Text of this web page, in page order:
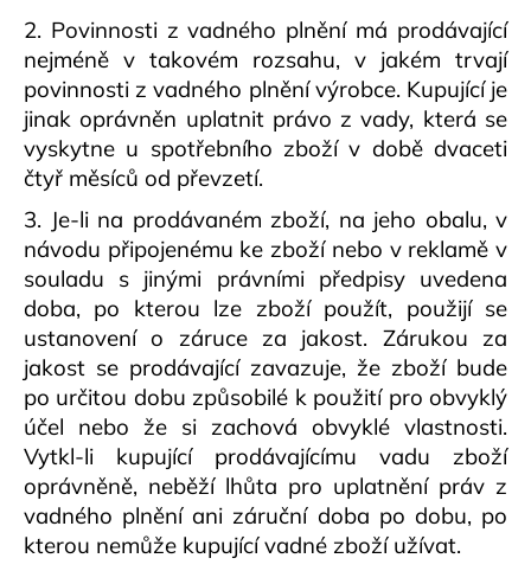
2. Povinnosti z vadného plnění má prodávající
nejméně v takovém rozsahu, v jakém trvají
povinnosti z vadného plnění výrobce. Kupující je
jinak oprávněn uplatnit právo z vady, která se
vyskytne u spotřebního zboží v době dvaceti
čtyř měsíců od převzetí.
3. Je-li na prodávaném zboží, na jeho obalu, v
návodu připojenému ke zboží nebo v reklamě v
souladu s jinými právními předpisy uvedena
doba, po kterou lze zboží použít, použijí se
ustanovení o záruce za jakost. Zárukou za
jakost se prodávající zavazuje, že zboží bude
po určitou dobu způsobilé k použití pro obvyklý
účel nebo že si zachová obvyklé vlastnosti.
Vytkl-li kupující prodávajícímu vadu zboží
oprávněně, neběží lhůta pro uplatnění práv z
vadného plnění ani záruční doba po dobu, po
kterou nemůže kupující vadné zboží užívat.